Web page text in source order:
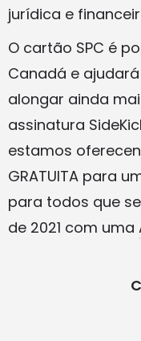
jurídica e
O cartão SPC é
Canadá e
alongar ainda
assinatura
estamos
GRATUITA para
para todos que
de 2021 com uma